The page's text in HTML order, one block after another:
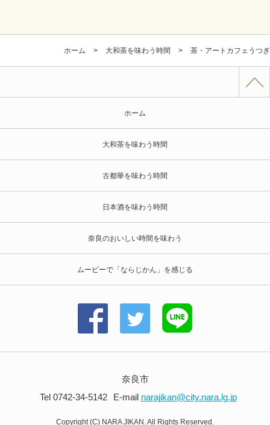
ホーム 大和茶を味わう時間 茶・アートカフェうつぎ
ホーム
大和茶を味わう時間
古都華を味わう時間
日本酒を味わう時間
奈良のおいしい時間を味わう
ムービーで「ならじかん」を感じる
奈良市
Tel 0742-34-5142
E-mail narajikan@city.nara.lg.jp
Copyright (C) NARA JIKAN. All Rights Reserved.